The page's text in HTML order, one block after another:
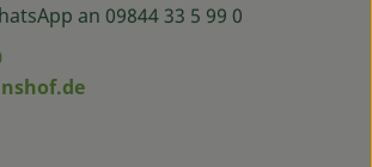
an 09844 33 5 99 0